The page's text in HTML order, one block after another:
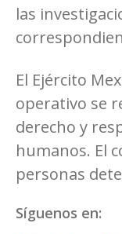
las
El Ejército
operativo se
derecho y
humanos. El
personas
Síguenos en: